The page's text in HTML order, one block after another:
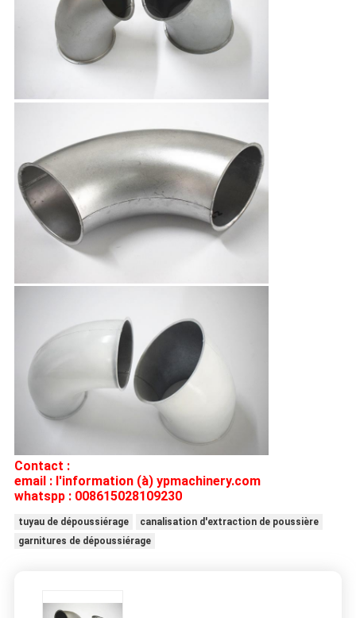
Contact :
email : l'information (à) ypmachinery.com
whatspp : 008615028109230
tuyau de dépoussiérage
canalisation d'extraction de poussière
garnitures de dépoussiérage